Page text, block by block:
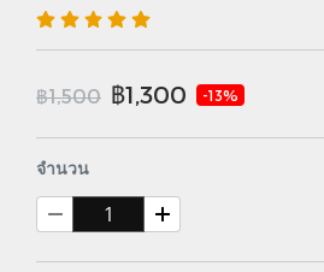
฿1,500 ฿1,300 -13%
จำนวน